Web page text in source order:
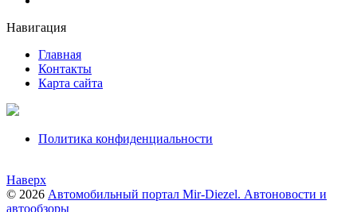
Навигация
Главная
Контакты
Карта сайта
Политика конфиденциальности
Наверх
© 2026 Автомобильный портал Mir-Diezel. Автоновости и
автообзоры